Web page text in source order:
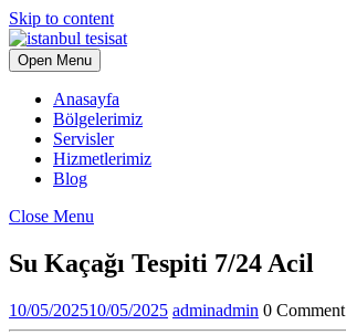
Skip to content
Open Menu
Anasayfa
Bölgelerimiz
Servisler
Hizmetlerimiz
Blog
Close Menu
Su Kaçağı Tespiti 7/24 Acil
10/05/202510/05/2025 adminadmin 0 Comment